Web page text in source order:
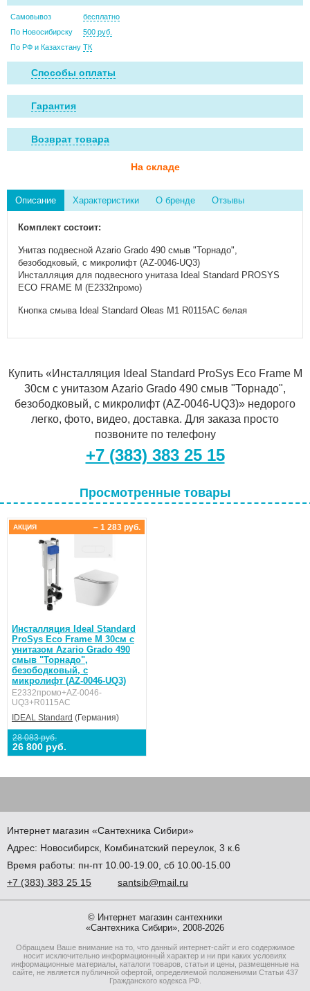
Самовывоз
бесплатно
По Новосибирску
500 руб.
По РФ и Казахстану ТК
Способы оплаты
Гарантия
Возврат товара
На складе
Описание Характеристики О бренде Отзывы
Комплект состоит:
Унитаз подвесной Azario Grado 490 смыв "Торнадо",
безободковый, с микролифт (AZ-0046-UQ3)
Инсталляция для подвесного унитаза Ideal Standard PROSYS
ECO FRAME M (E2332промо)
Кнопка смыва Ideal Standard Oleas M1 R0115AC белая
Купить «Инсталляция Ideal Standard ProSys Eco Frame M
30см с унитазом Azario Grado 490 смыв "Торнадо",
безободковый, с микролифт (AZ-0046-UQ3)» недорого
легко, фото, видео, доставка. Для заказа просто
позвоните по телефону
+7 (383) 383 25 15
Просмотренные товары
Инсталляция Ideal Standard
ProSys Eco Frame M 30см с
унитазом Azario Grado 490
смыв "Торнадо",
безободковый, с
микролифт (AZ-0046-UQ3)
E2332промо+AZ-0046-
UQ3+R0115AC
IDEAL Standard (Германия)
28 083 руб.
26 800 руб.
– 1 283 руб.
АКЦИЯ
Интернет магазин «Сантехника Сибири»
Адрес: Новосибирск Комбинатский переулок, 3 к.6
Время работы: пн-пт 10.00-19.00, сб 10.00-15.00
+7 (383) 383 25 15 santsib@mail.ru
© Интернет магазин сантехники
«Сантехника Сибири», 2008-2026
Обращаем Ваше внимание на то, что данный интернет-сайт и его содержимое
носит исключительно информационный характер и ни при каких условиях
информационные материалы, каталоги товаров, статьи и цены, размещенные на
сайте, не является публичной офертой, определяемой положениями Статьи 437
Гражданского кодекса РФ.